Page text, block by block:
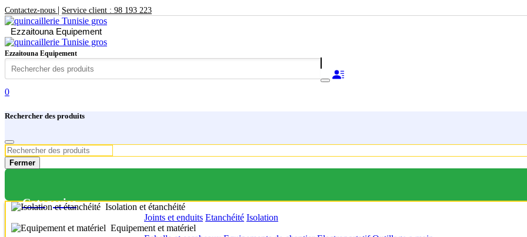
Contactez-nous | Service client : 98 193 223
Ezzaitouna Equipement
Ezzaitouna Equipement
0
Rechercher des produits
Fermer
Categories
Isolation et étanchéité
Joints et enduits Etanchéité Isolation
Equipement et matériel